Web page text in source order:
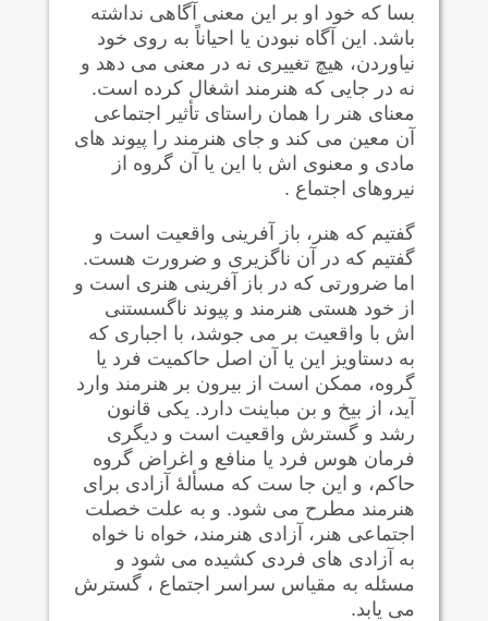
بسا که خود او بر این معنی آگاهی نداشته
باشد. این آگاه نبودن یا احیاناً به روی خود
نیاوردن، هیچ تغییری نه در معنی می دهد و
نه در جایی که هنرمند اشغال کرده است.
معنای هنر را همان راستای تأثیر اجتماعی
آن معین می کند و جای هنرمند را پیوند های
مادی و معنوی اش با این یا آن گروه از
نیروهای اجتماع .
گفتیم که هنر، باز آفرینی واقعیت است و
گفتیم که در آن ناگزیری و ضرورت هست.
اما ضرورتی که در باز آفرینی هنری است و
از خود هستی هنرمند و پیوند ناگسستنی
اش با واقعیت بر می جوشد، با اجباری که
به دستاویز این یا آن اصل حاکمیت فرد یا
گروه، ممکن است از بیرون بر هنرمند وارد
آید، از بیخ و بن مباینت دارد. یکی قانون
رشد و گسترش واقعیت است و دیگری
فرمان هوس فرد یا منافع و اغراض گروه
حاکم، و این جا ست که مسألۀ آزادی برای
هنرمند مطرح می شود. و به علت خصلت
اجتماعی هنر، آزادی هنرمند، خواه نا خواه
به آزادی های فردی کشیده می شود و
مسئله به مقیاس سراسر اجتماع ، گسترش
می یابد.